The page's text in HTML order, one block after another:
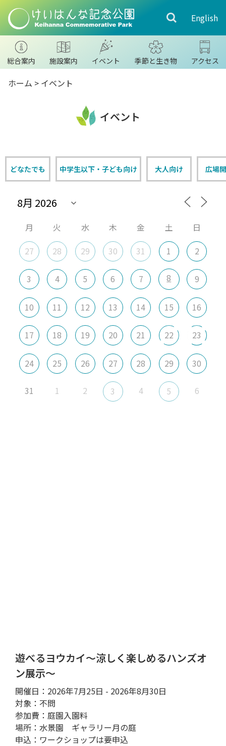
English
総合案内 施設案内 イベント 季節と生き物 アクセス
ホーム > イベント
イベント
どなたでも 中学生以下・子ども向け 大人向け 広場
月 火 水 木 金 土
日
27
28 29 30 31 1 2
3 4 5 6 7 8 9
10 11 12 13 14 15 16
17 18 19 20 21 22 23
24 25 26 27 28 29 30
31 1 2 3 4 5 6
遊べるヨウカイ～涼しく楽しめるハンズオ
ン展示～
開催日：2026年7月25日 - 2026年8月30日
対象：不問
参加費：庭園入園料
場所：水景園 ギャラリー月の庭
申込：ワークショップは要申込